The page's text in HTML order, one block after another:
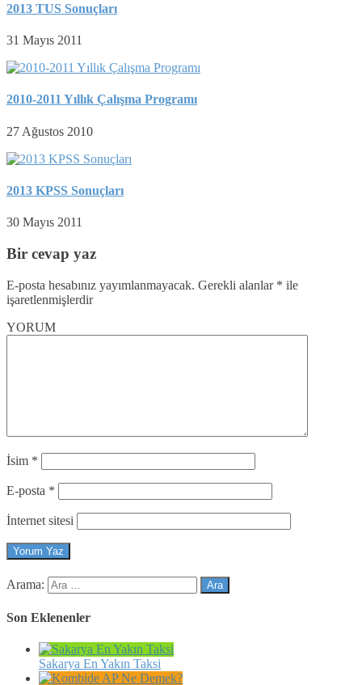
2013 TUS Sonuçları
31 Mayıs 2011
2010-2011 Yıllık Çalışma Programı
27 Ağustos 2010
2013 KPSS Sonuçları
30 Mayıs 2011
Bir cevap yaz
E-posta hesabınız yayımlanmayacak. Gerekli alanlar * ile
işaretlenmişlerdir
YORUM
İsim *
E-posta *
İnternet sitesi
Arama:
Son Eklenenler
Sakarya En Yakın Taksi